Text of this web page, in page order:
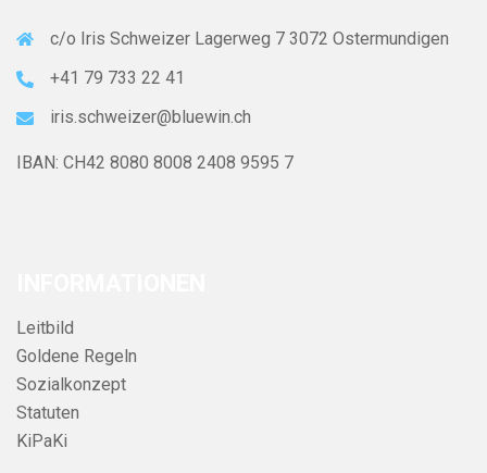
c/o Iris Schweizer Lagerweg 7 3072 Ostermundigen
+41 79 733 22 41
iris.schweizer@bluewin.ch
IBAN: CH42 8080 8008 2408 9595 7
Leitbild
Goldene Regeln
Sozialkonzept
Statuten
KiPaKi